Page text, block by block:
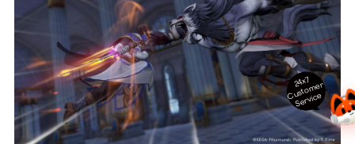
24x7
C
ust
o
m
er
S
ervi
c
e